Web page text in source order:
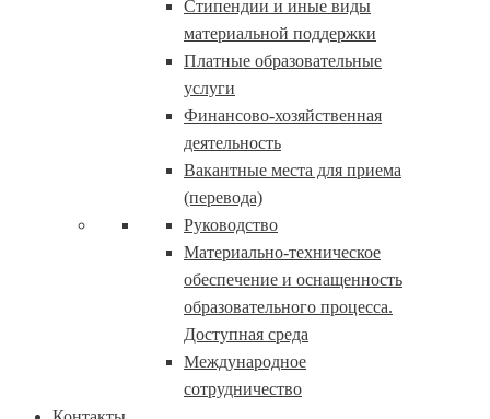
Стипендии и иные виды
материальной поддержки
Платные образовательные
услуги
Финансово-хозяйственная
деятельность
Вакантные места для приема
(перевода)
Руководство
Материально-техническое
обеспечение и оснащенность
образовательного процесса.
Доступная среда
Международное
сотрудничество